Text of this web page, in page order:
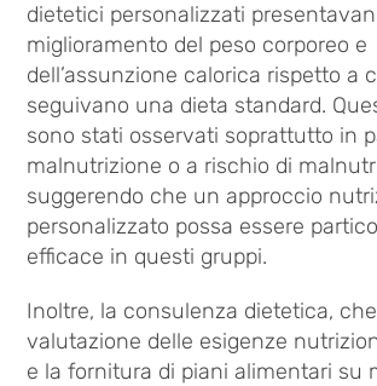
dietetici personalizzati
miglioramento del peso corporeo e
dell’assunzione calorica rispetto a
seguivano una dieta standard.
sono stati osservati soprattutto in
malnutrizione o a rischio di
suggerendo che un approccio
personalizzato possa essere
efficace in questi gruppi.
Inoltre, la consulenza dietetica,
valutazione delle esigenze
e la fornitura di piani alimentari su